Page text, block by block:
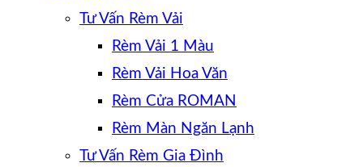
Tư Vấn Rèm Vải
Rèm Vải 1 Màu
Rèm Vải Hoa Văn
Rèm Cửa ROMAN
Rèm Màn Ngăn Lạnh
Tư Vấn Rèm Gia Đình